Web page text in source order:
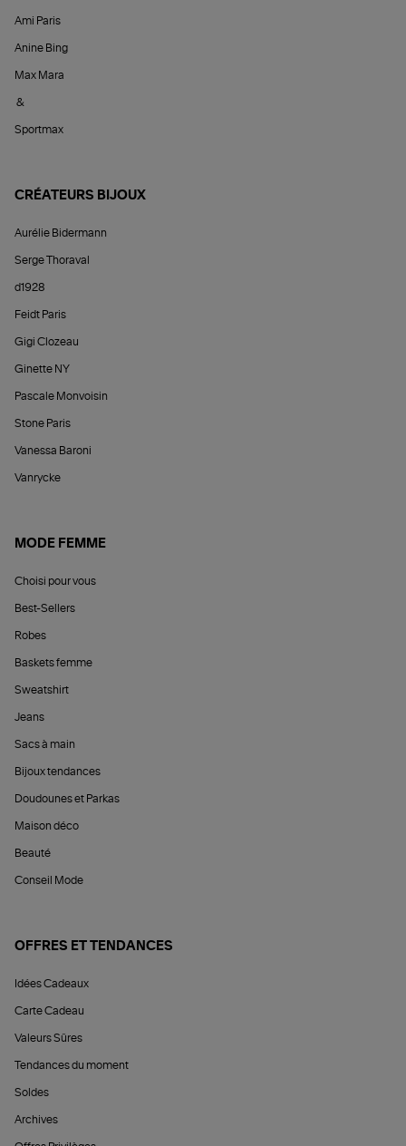
Ami Paris
Anine Bing
Max Mara
&
Sportmax
CRÉATEURS BIJOUX
Aurélie Bidermann
Serge Thoraval
d1928
Feidt Paris
Gigi Clozeau
Ginette NY
Pascale Monvoisin
Stone Paris
Vanessa Baroni
Vanrycke
MODE FEMME
Choisi pour vous
Best-Sellers
Robes
Baskets femme
Sweatshirt
Jeans
Sacs à main
Bijoux tendances
Doudounes et Parkas
Maison déco
Beauté
Conseil Mode
OFFRES ET TENDANCES
Idées Cadeaux
Carte Cadeau
Valeurs Sûres
Tendances du moment
Soldes
Archives